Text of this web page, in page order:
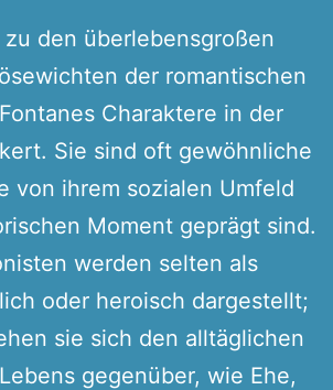
zu den überlebensgroßen
der romantischen
Charaktere in der
Sie sind oft gewöhnliche
von ihrem sozialen Umfeld
Moment geprägt sind.
werden selten als
oder heroisch dargestellt;
sie sich den alltäglichen
gegenüber, wie Ehe,